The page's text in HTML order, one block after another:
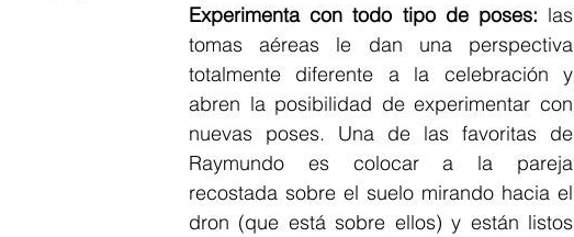
Experimenta con todo tipo de poses: las
tomas aéreas le dan una perspectiva
totalmente diferente a la celebración y
abren la posibilidad de experimentar con
nuevas poses. Una de las favoritas de
Raymundo es colocar a la pareja
recostada sobre el suelo mirando hacia el
dron (que está sobre ellos) y están listos